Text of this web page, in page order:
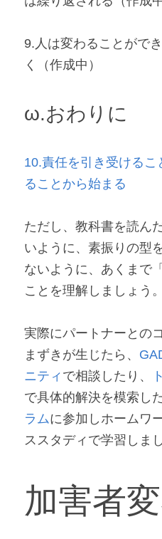
9.人は変わることがで
く
（作成中）
ω.おわりに
10.責任を引き受けるこ
ることから始まる
ただし、教科書を読ん
いように、素振りの型
ないように、あくまで
ことを理解しましょう。
実際にパートナーとの
まずきが生じたら、
ニティ で相談したり、
で具体的解決を模索した
ラムに参加しホームワ
ススタディで学習しま
加害者